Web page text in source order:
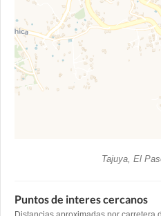
Tajuya, El
Puntos de interes cercanos